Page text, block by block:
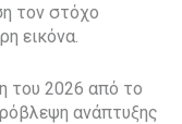
τον στόχο
εικόνα.
του 2026 από το
ανάπτυξης